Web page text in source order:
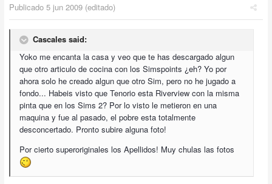
Publicado 5 jun 2009 (editado)
Cascales said:
Yoko me encanta la casa y veo que te has descargado algun
que otro articulo de cocina con los Simspoints ¿eh? Yo por
ahora solo he creado algun que otro Sim, pero no he jugado a
fondo... Habeis visto que Tenorio esta Riverview con la misma
pinta que en los Sims 2? Por lo visto le metieron en una
maquina y fue al pasado, el pobre esta totalmente
desconcertado. Pronto subire alguna foto!
Por cierto superoriginales los Apellidos! Muy chulas las fotos